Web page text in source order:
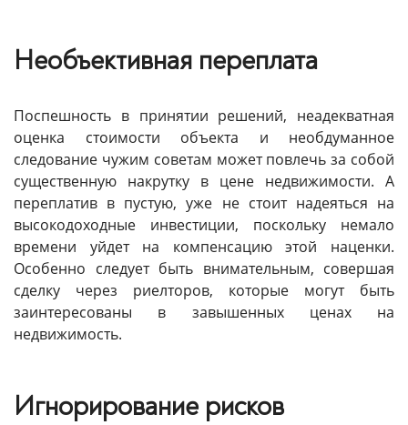
Необъективная переплата
Поспешность в принятии решений, неадекватная
оценка стоимости объекта и необдуманное
следование чужим советам может повлечь за собой
существенную накрутку в цене недвижимости. А
переплатив в пустую, уже не стоит надеяться на
высокодоходные инвестиции, поскольку немало
времени уйдет на компенсацию этой наценки.
Особенно следует быть внимательным, совершая
сделку через риелторов, которые могут быть
заинтересованы в завышенных ценах на
недвижимость.
Игнорирование рисков